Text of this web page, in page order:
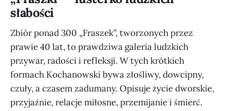
słabości
Zbiór ponad 300 „Fraszek”, tworzonych przez
prawie 40 lat, to prawdziwa galeria ludzkich
przywar, radości i refleksji. W tych krótkich
formach Kochanowski bywa złośliwy, dowcipny,
czuły, a czasem zadumany. Opisuje życie dworskie,
przyjaźnie, relacje miłosne, przemijanie i śmierć.